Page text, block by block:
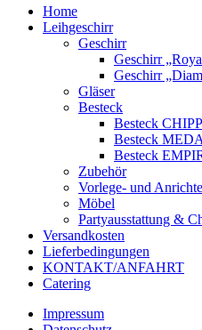
Home
Leihgeschirr
Geschirr
Geschirr
Geschirr
Gläser
Besteck
Besteck
Besteck
Besteck
Zubehör
Vorlege- und
Möbel
Partyausstattung &
Versandkosten
Lieferbedingungen
KONTAKT/ANFAHRT
Catering
Impressum